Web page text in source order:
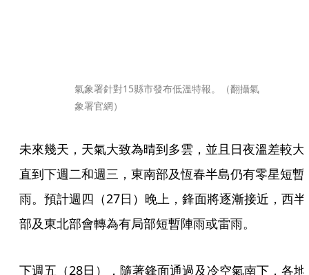
氣象署針對15縣市發布低溫特報。（翻攝氣
象署官網）
未來幾天，天氣大致為晴到多雲，並且日夜溫差較大
直到下週二和週三，東南部及恆春半島仍有零星短暫
雨。預計週四（27日）晚上，鋒面將逐漸接近，西半
部及東北部會轉為有局部短暫陣雨或雷雨。
下週五（28日），隨著鋒面通過及冷空氣南下，各地